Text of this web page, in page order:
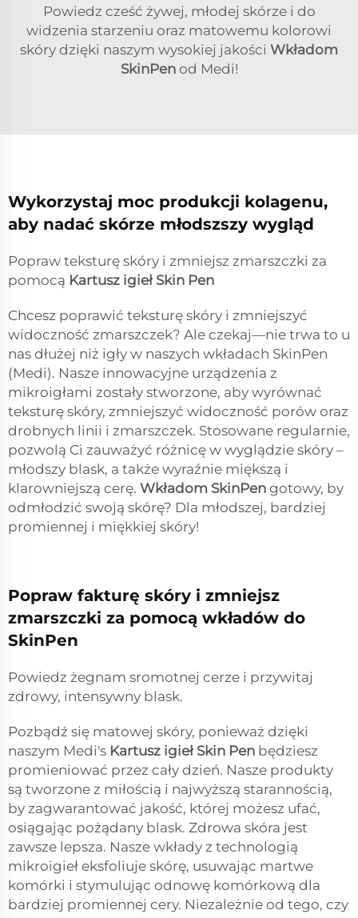
Powiedz cześć żywej, młodej skórze i do
widzenia starzeniu oraz matowemu kolorowi
skóry dzięki naszym wysokiej jakości Wkładom
SkinPen od Medi!
Wykorzystaj moc produkcji kolagenu,
aby nadać skórze młodszszy wygląd
Popraw teksturę skóry i zmniejsz zmarszczki za
pomocą Kartusz igieł Skin Pen
Chcesz poprawić teksturę skóry i zmniejszyć
widoczność zmarszczek? Ale czekaj—nie trwa to u
nas dłużej niż igły w naszych wkładach SkinPen
(Medi). Nasze innowacyjne urządzenia z
mikroigłami zostały stworzone, aby wyrównać
teksturę skóry, zmniejszyć widoczność porów oraz
drobnych linii i zmarszczek. Stosowane regularnie,
pozwolą Ci zauważyć różnicę w wyglądzie skóry –
młodszy blask, a także wyraźnie miększą i
klarowniejszą cerę. Wkładom SkinPen gotowy, by
odmłodzić swoją skórę? Dla młodszej, bardziej
promiennej i miękkiej skóry!
Popraw fakturę skóry i zmniejsz
zmarszczki za pomocą wkładów do
SkinPen
Powiedz żegnam sromotnej cerze i przywitaj
zdrowy, intensywny blask.
Pozbądź się matowej skóry, ponieważ dzięki
naszym Medi's Kartusz igieł Skin Pen będziesz
promieniować przez cały dzień. Nasze produkty
są tworzone z miłością i najwyższą starannością,
by zagwarantować jakość, której możesz ufać,
osiągając pożądany blask. Zdrowa skóra jest
zawsze lepsza. Nasze wkłady z technologią
mikroigieł eksfoliuje skórę, usuwając martwe
komórki i stymulując odnowę komórkową dla
bardziej promiennej cery. Niezależnie od tego, czy